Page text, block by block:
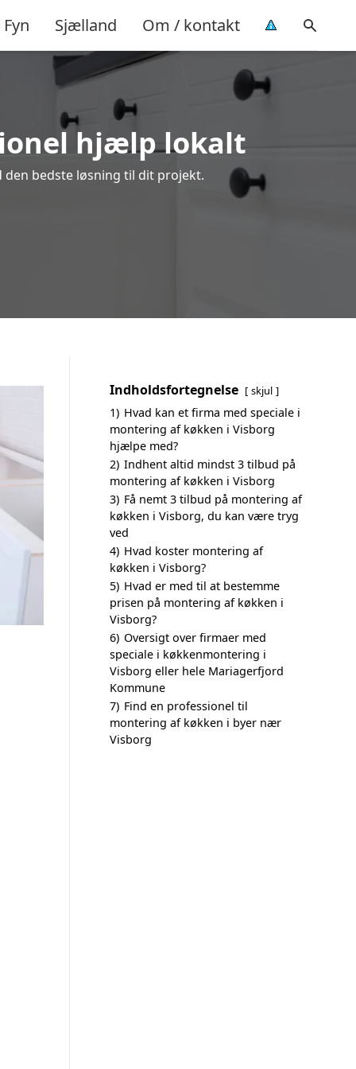
Fyn Sjælland Om / kontakt
hjælp lokalt
den bedste løsning til dit projekt.
Indholdsfortegnelse skjul
1) Hvad kan et firma med speciale i
montering af køkken i Visborg
hjælpe med?
2) Indhent altid mindst 3 tilbud på
montering af køkken i Visborg
3) Få nemt 3 tilbud på montering af
køkken i Visborg, du kan være tryg
ved
4) Hvad koster montering af
køkken i Visborg?
5) Hvad er med til at bestemme
prisen på montering af køkken i
Visborg?
6) Oversigt over firmaer med
speciale i køkkenmontering i
Visborg eller hele Mariagerfjord
Kommune
7) Find en professionel til
montering af køkken i byer nær
Visborg